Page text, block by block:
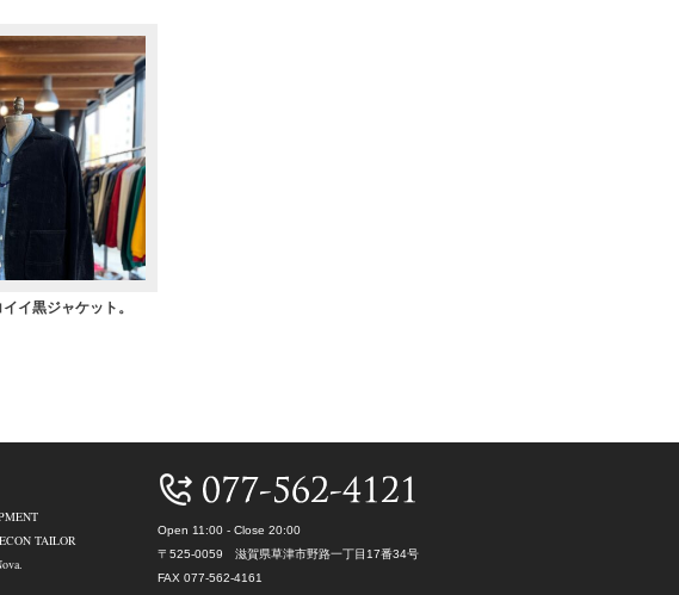
イ黒ジャケット。
Open 11:00 - Close 20:00
〒525-0059 滋賀県草津市野路一丁目17番34号
FAX 077-562-4161
TAILOR